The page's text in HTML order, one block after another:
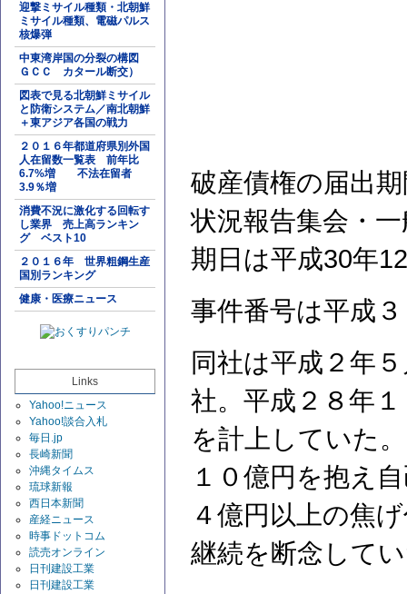
迎撃ミサイル種類・北朝鮮
ミサイル種類、電磁パルス
核爆弾
中東湾岸国の分裂の構図
ＧＣＣ カタール断交）
図表で見る北朝鮮ミサイル
と防衛システム／南北朝鮮
＋東アジア各国の戦力
２０１６年都道府県別外国
人在留数一覧表 前年比
6.7%増 不法在留者
3.9％増
消費不況に激化する回転す
し業界 売上高ランキン
グ ベスト10
２０１６年 世界粗鋼生産
国別ランキング
健康・医療ニュース
Links
Yahoo!ニュース
Yahoo!談合入札
毎日.jp
長崎新聞
沖縄タイムス
琉球新報
西日本新聞
産経ニュース
時事ドットコム
読売オンライン
日刊建設工業
日刊建設工業
破産債権の届出
状況報告集会・
期日は平成30年
事件番号は平成
同社は平成２年
社。平成２８年
を計上していた
１０億円を抱え
４億円以上の焦
継続を断念して